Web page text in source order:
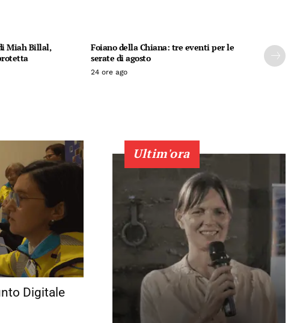
Miah Billal,
Foiano della Chiana: tre eventi per le
serate di agosto
24 ore ago
Digitale
Ultim'ora